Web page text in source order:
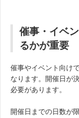
催事・イベ
るかが重要
催事やイベント向け
なります。開催日が
必要があります。
開催日までの日数が